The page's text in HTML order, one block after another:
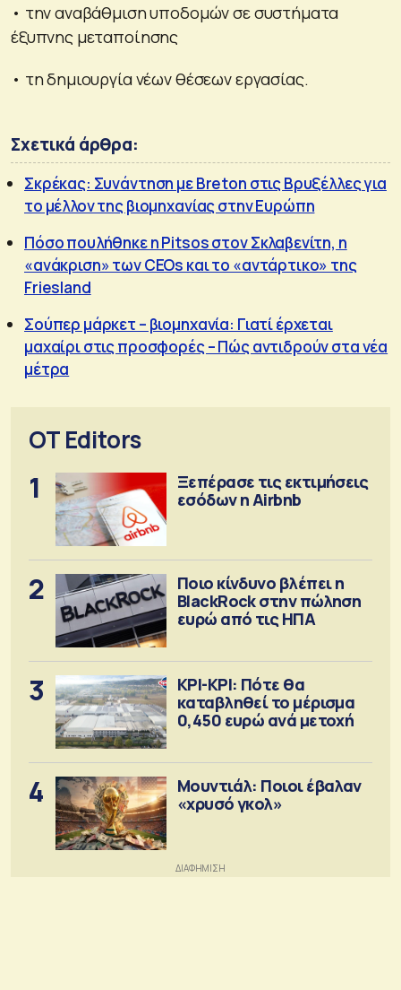
• την αναβάθμιση υποδομών σε συστήματα
έξυπνης μεταποίησης
• τη δημιουργία νέων θέσεων εργασίας.
Σχετικά άρθρα:
Σκρέκας: Συνάντηση με Breton στις Βρυξέλλες για
το μέλλον της βιομηχανίας στην Ευρώπη
Πόσο πουλήθηκε η Pitsos στον Σκλαβενίτη, η
«ανάκριση» των CEOs και το «αντάρτικο» της
Friesland
Σούπερ μάρκετ – βιομηχανία: Γιατί έρχεται
μαχαίρι στις προσφορές – Πώς αντιδρούν στα νέα
μέτρα
OT Editors
1
Ξεπέρασε τις εκτιμήσεις
εσόδων η Airbnb
2
Ποιο κίνδυνο βλέπει η
BlackRock στην πώληση
ευρώ από τις ΗΠΑ
3
ΚΡΙ-ΚΡΙ: Πότε θα
καταβληθεί το μέρισμα
0,450 ευρώ ανά μετοχή
4
Μουντιάλ: Ποιοι έβαλαν
«χρυσό γκολ»